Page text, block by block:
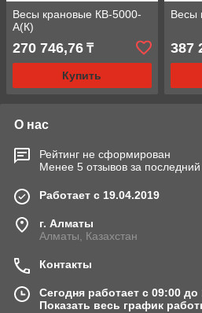
Весы крановые КВ-5000-
А(К)
270 746,76 ₸
Купить
Весы
387
О нас
Рейтинг не сформирован
Менее 5 отзывов за последний
Работает с 19.04.2019
г. Алматы
Алматы, Казахстан
Контакты
Сегодня работает с 09:00 до
Показать весь график